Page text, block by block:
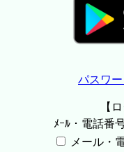
パスワ
【
ﾒｰﾙ・電話番
メール・